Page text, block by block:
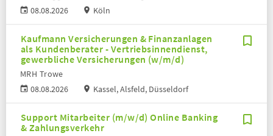
08.08.2026
Köln
Kaufmann Versicherungen & Finanzanlagen
als Kundenberater - Vertriebsinnendienst,
gewerbliche Versicherungen (w/m/d)
08.08.2026
MRH Trowe
Kassel, Alsfeld, Düsseldorf
Support Mitarbeiter (m/w/d) Online Banking
& Zahlungsverkehr